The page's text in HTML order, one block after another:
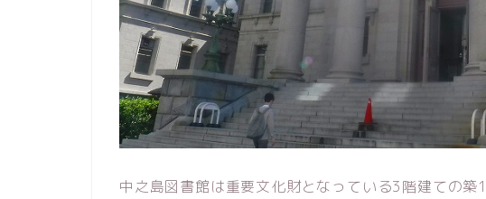
中之島図書館は重要文化財となっている3階建ての